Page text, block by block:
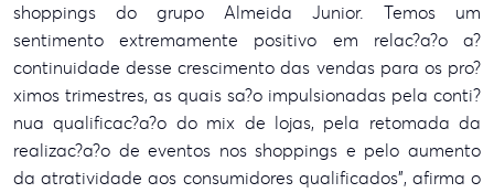
shoppings do grupo Almeida Junior. Temos um
sentimento extremamente positivo em relac?a?o a?
continuidade desse crescimento das vendas para os pro?
ximos trimestres, as quais sa?o impulsionadas pela conti?
nua qualificac?a?o do mix de lojas, pela retomada da
realizac?a?o de eventos nos shoppings e pelo aumento
da atratividade aos consumidores qualificados”, afirma o